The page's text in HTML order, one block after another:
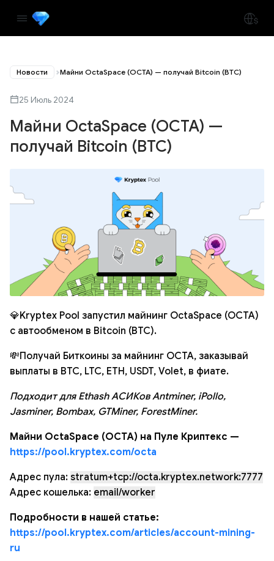
Новости Майни OctaSpace (OCTA) — получай Bitcoin (BTC)
25 Июль 2024
Майни OctaSpace (OCTA) —
получай Bitcoin (BTC)
💎Kryptex Pool запустил майнинг OctaSpace (OCTA)
с автообменом в Bitcoin (BTC).
💸Получай Биткоины за майнинг OCTA, заказывай
выплаты в BTC, LTC, ETH, USDT, Volet, в фиате.
Подходит для Ethash АСИКов Antminer, iPollo,
Jasminer, Bombax, GTMiner, ForestMiner.
Майни OctaSpace (OCTA) на Пуле Криптекс —
https://pool.kryptex.com/octa
Адрес пула: stratum+tcp://octa.kryptex.network:7777
Адрес кошелька: email/worker
Подробности в нашей статье:
https://pool.kryptex.com/articles/account-mining-
ru